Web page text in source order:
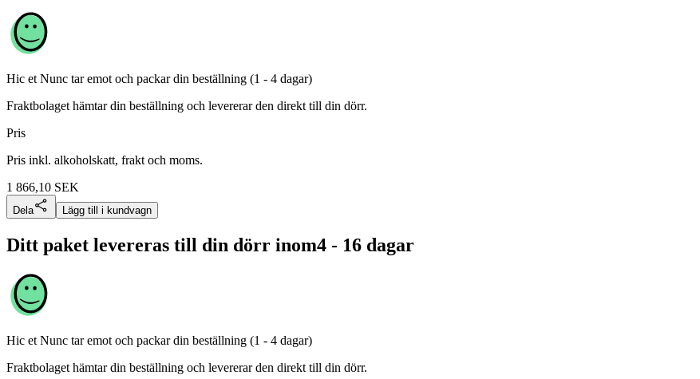
Hic et Nunc tar emot och packar din beställning (1 - 4 dagar)
Fraktbolaget hämtar din beställning och levererar den direkt till din dörr.
Pris
Pris inkl. alkoholskatt, frakt och moms.
1 866,10 SEK
Dela Lägg till i kundvagn
Ditt paket levereras till din dörr inom4 - 16 dagar
Hic et Nunc tar emot och packar din beställning (1 - 4 dagar)
Fraktbolaget hämtar din beställning och levererar den direkt till din dörr.